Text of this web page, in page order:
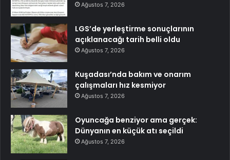
Ağustos 7, 2026
LGS’de yerleştirme sonuçlarının
açıklanacağı tarih belli oldu
Ağustos 7, 2026
Kuşadası’nda bakım ve onarım
çalışmaları hız kesmiyor
Ağustos 7, 2026
Oyuncağa benziyor ama gerçek:
Dünyanın en küçük atı seçildi
Ağustos 7, 2026